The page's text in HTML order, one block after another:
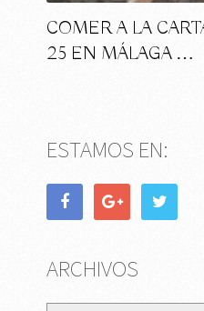
COMER A LA
25 EN MÁLAGA …
ESTAMOS EN:
ARCHIVOS